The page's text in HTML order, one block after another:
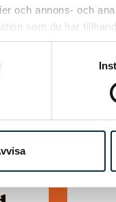
och annons- och
som du har